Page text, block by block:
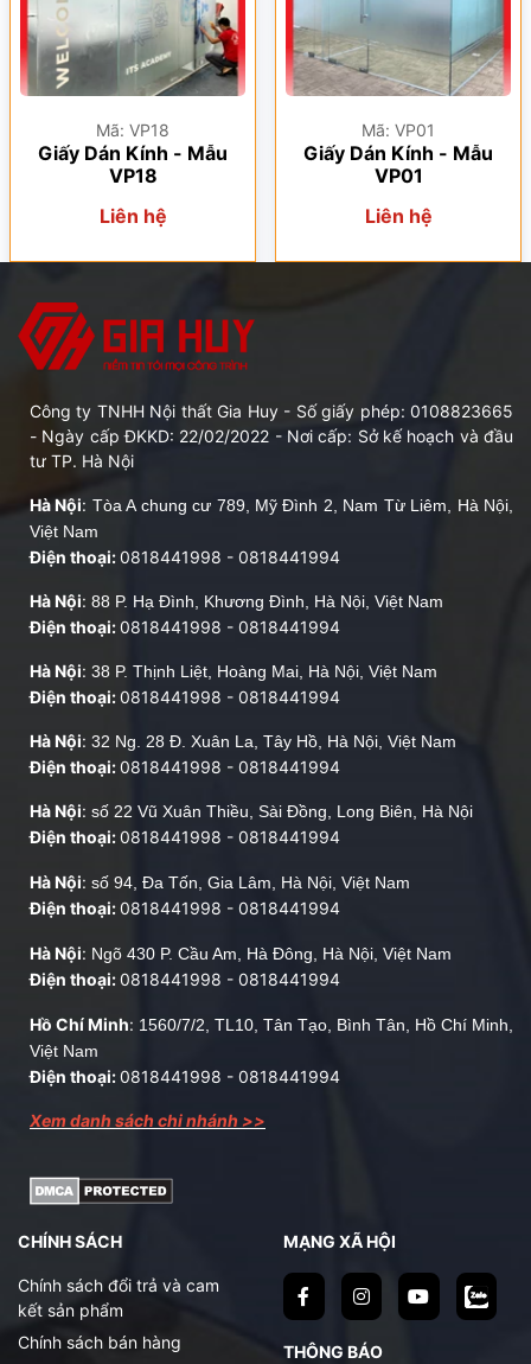
Mã: VP18
Giấy Dán Kính - Mẫu
VP18
Liên hệ
Mã: VP01
Giấy Dán Kính - Mẫu
VP01
Liên hệ
Công ty TNHH Nội thất Gia Huy - Số giấy phép: 0108823665
- Ngày cấp ĐKKD: 22/02/2022 - Nơi cấp: Sở kế hoạch và đầu
tư TP. Hà Nội
Hà Nội: Tòa A chung cư 789, Mỹ Đình 2, Nam Từ Liêm, Hà Nội,
Việt Nam
Điện thoại:0818441998 - 0818441994
Hà Nội: 88 P. Hạ Đình, Khương Đình, Hà Nội, Việt Nam
Điện thoại:0818441998 - 0818441994
Hà Nội: 38 P. Thịnh Liệt, Hoàng Mai, Hà Nội, Việt Nam
Điện thoại:0818441998 - 0818441994
Hà Nội: 32 Ng. 28 Đ. Xuân La, Tây Hồ, Hà Nội, Việt Nam
Điện thoại:0818441998 - 0818441994
Hà Nội: số 22 Vũ Xuân Thiều, Sài Đồng, Long Biên, Hà Nội
Điện thoại:0818441998 - 0818441994
Hà Nội: số 94, Đa Tốn, Gia Lâm, Hà Nội, Việt Nam
Điện thoại:0818441998 - 0818441994
Hà Nội: Ngõ 430 P. Cầu Am, Hà Đông, Hà Nội, Việt Nam
Điện thoại:0818441998 - 0818441994
Hồ Chí Minh: 1560/7/2, TL10, Tân Tạo, Bình Tân, Hồ Chí Minh,
Việt Nam
Điện thoại:0818441998 - 0818441994
Xem danh sách chi nhánh >>
CHÍNH SÁCH
Chính sách đổi trả và cam
kết sản phẩm
Chính sách bán hàng
MẠNG XÃ HỘI
THÔNG BÁO